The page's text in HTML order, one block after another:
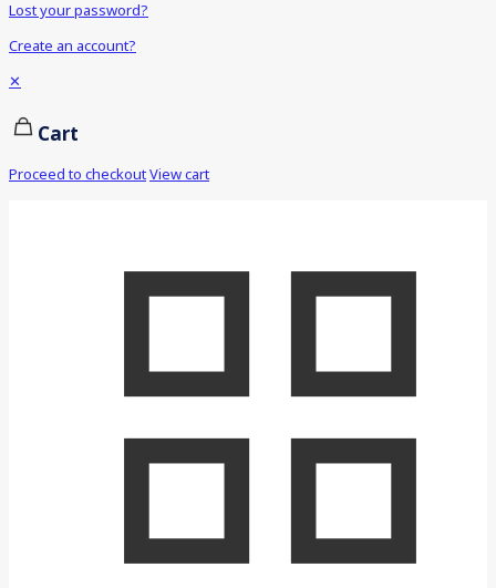
Lost your password?
Create an account?
✕
Cart
Proceed to checkoutView cart